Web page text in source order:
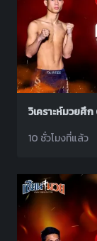
10 ชั่วโมงที่แล้ว